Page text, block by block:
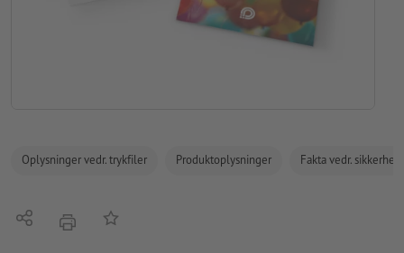
Oplysninger vedr. trykfiler Produktoplysninger Fakta vedr.
Del tryk Tilføj til huskelisten